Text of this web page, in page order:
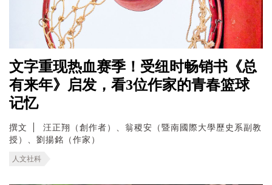
文字重现热血赛季！受纽时畅销书《总
有来年》启发，看3位作家的青春篮球
记忆
撰文
汪正翔（創作者）、翁稷安（暨南國際大學歷史系副教
授）、劉揚銘（作家）
人文社科